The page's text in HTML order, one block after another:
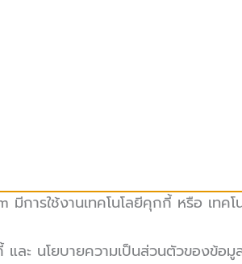
มีการใช้งานเทคโนโลยีคุกกี้ หรือ เท
ละ นโยบายความเป็นส่วนตัวของข้อ